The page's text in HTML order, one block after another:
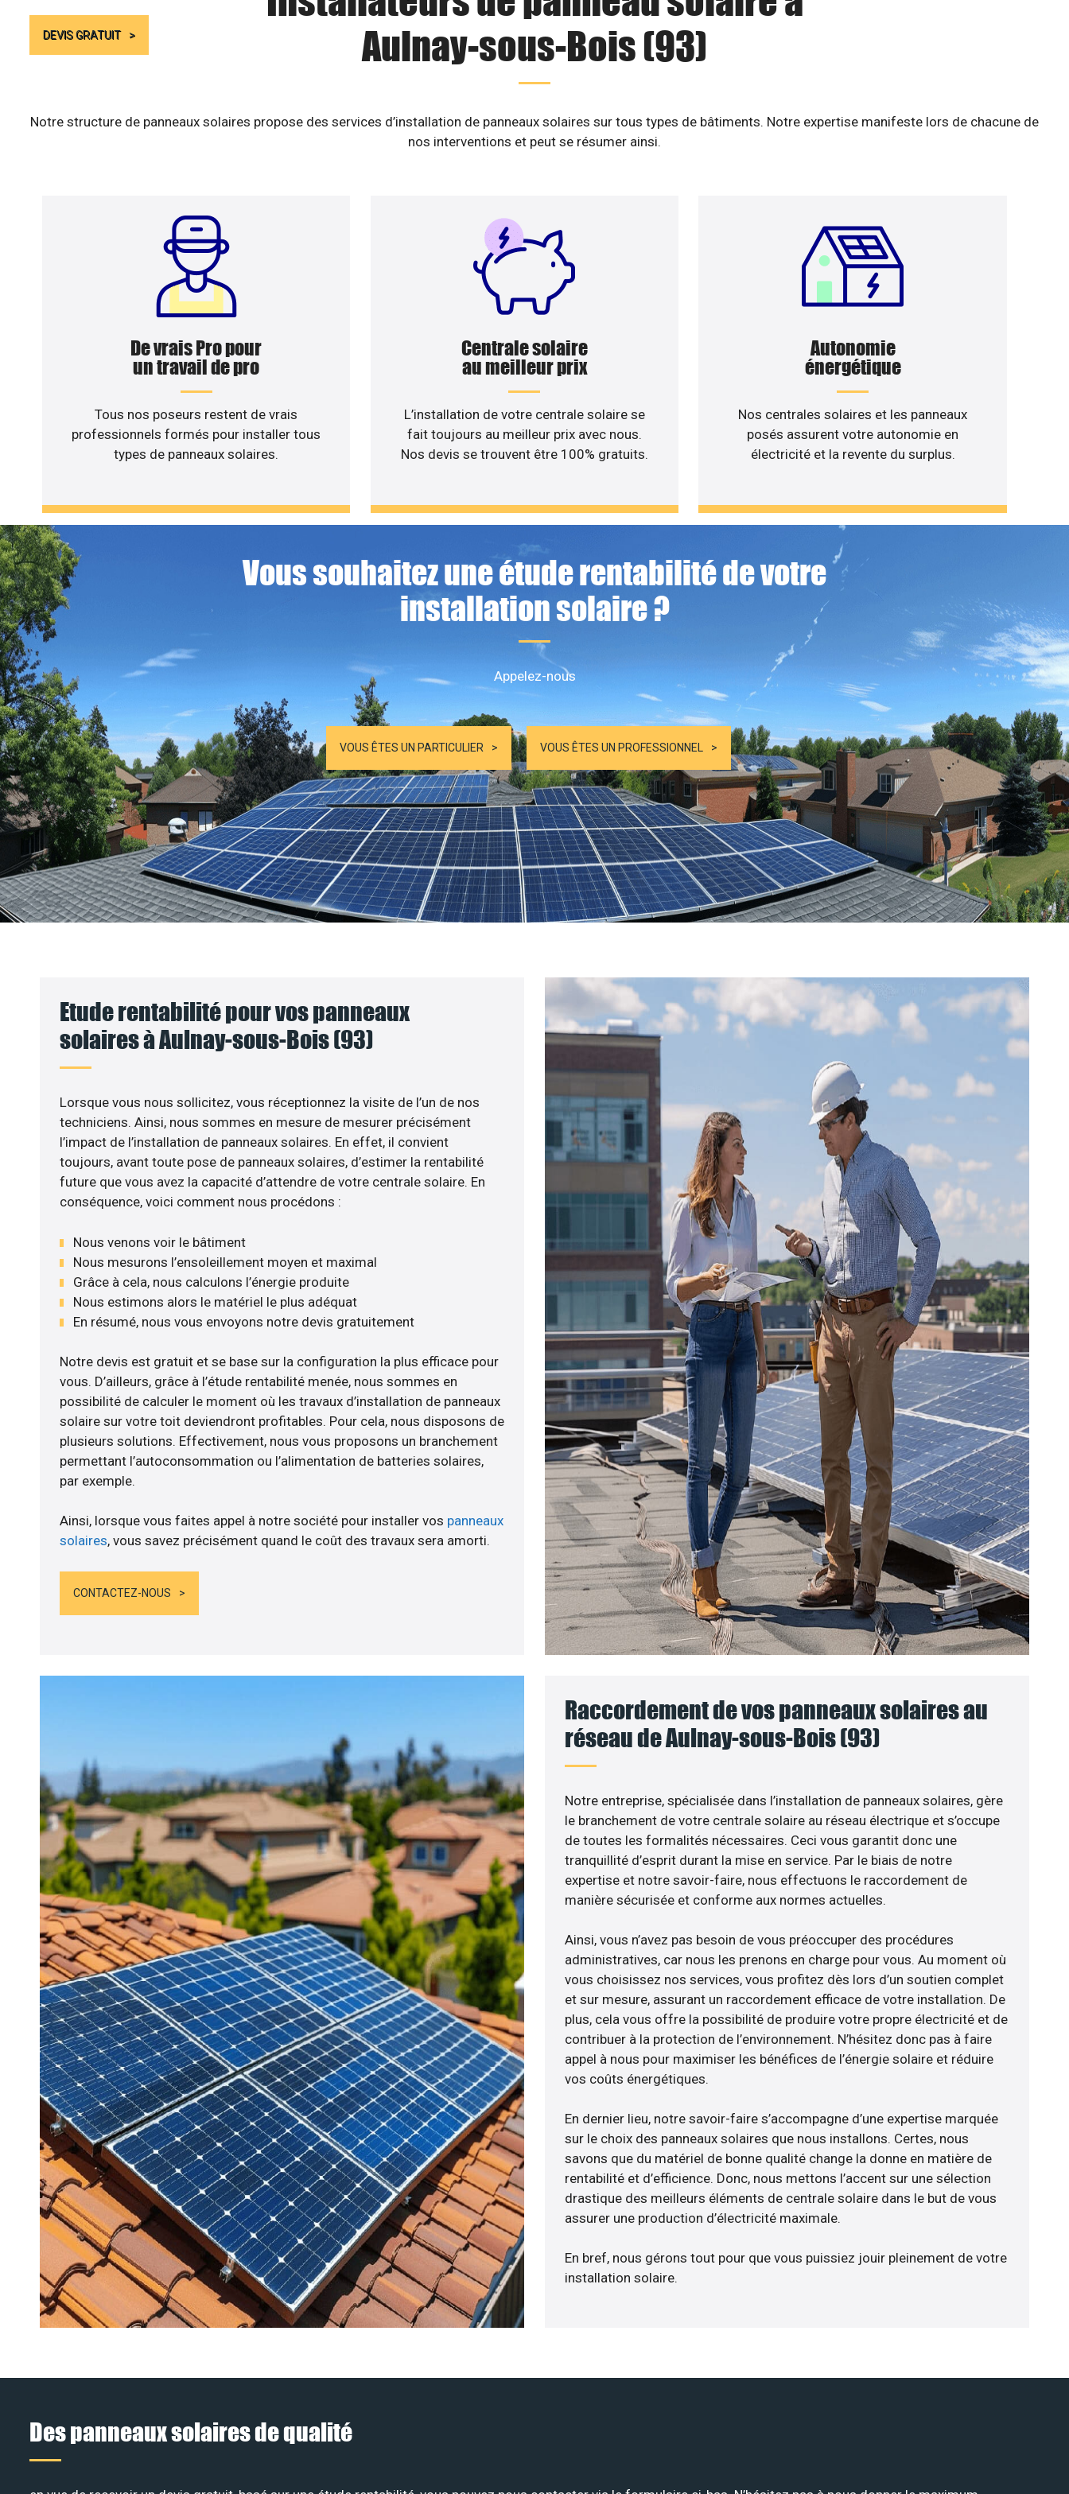
DEVIS GRATUIT
Aulnay-sous-Bois (93)
Notre structure de panneaux solaires propose des services d’installation de panneaux solaires sur tous types de bâtiments. Notre expertise manifeste lors de chacune de
nos interventions et peut se résumer ainsi.
De vrais Pro pour
un travail de pro
Tous nos poseurs restent de vrais
professionnels formés pour installer tous
types de panneaux solaires.
Centrale solaire
au meilleur prix
L’installation de votre centrale solaire se
fait toujours au meilleur prix avec nous.
Nos devis se trouvent être 100% gratuits.
Autonomie
énergétique
Nos centrales solaires et les panneaux
posés assurent votre autonomie en
électricité et la revente du surplus.
Vous souhaitez une étude rentabilité de votre
installation solaire ?
Appelez-nous
VOUS ÊTES UN PARTICULIER VOUS ÊTES UN PROFESSIONNEL
Etude rentabilité pour vos panneaux
solaires à Aulnay-sous-Bois (93)
Lorsque vous nous sollicitez, vous réceptionnez la visite de l’un de nos
techniciens. Ainsi, nous sommes en mesure de mesurer précisément
l’impact de l’installation de panneaux solaires. En effet, il convient
toujours, avant toute pose de panneaux solaires, d’estimer la rentabilité
future que vous avez la capacité d’attendre de votre centrale solaire. En
conséquence, voici comment nous procédons :
Nous venons voir le bâtiment
Nous mesurons l’ensoleillement moyen et maximal
Grâce à cela, nous calculons l’énergie produite
Nous estimons alors le matériel le plus adéquat
En résumé, nous vous envoyons notre devis gratuitement
Notre devis est gratuit et se base sur la configuration la plus efficace pour
vous. D’ailleurs, grâce à l’étude rentabilité menée, nous sommes en
possibilité de calculer le moment où les travaux d’installation de panneaux
solaire sur votre toit deviendront profitables. Pour cela, nous disposons de
plusieurs solutions. Effectivement, nous vous proposons un branchement
permettant l’autoconsommation ou l’alimentation de batteries solaires,
par exemple.
Ainsi, lorsque vous faites appel à notre société pour installer vos panneaux
solaires, vous savez précisément quand le coût des travaux sera amorti.
CONTACTEZ-NOUS
Raccordement de vos panneaux solaires au
réseau de Aulnay-sous-Bois (93)
Notre entreprise, spécialisée dans l’installation de panneaux solaires, gère
le branchement de votre centrale solaire au réseau électrique et s’occupe
de toutes les formalités nécessaires. Ceci vous garantit donc une
tranquillité d’esprit durant la mise en service. Par le biais de notre
expertise et notre savoir-faire, nous effectuons le raccordement de
manière sécurisée et conforme aux normes actuelles.
Ainsi, vous n’avez pas besoin de vous préoccuper des procédures
administratives, car nous les prenons en charge pour vous. Au moment où
vous choisissez nos services, vous profitez dès lors d’un soutien complet
et sur mesure, assurant un raccordement efficace de votre installation. De
plus, cela vous offre la possibilité de produire votre propre électricité et de
contribuer à la protection de l’environnement. N’hésitez donc pas à faire
appel à nous pour maximiser les bénéfices de l’énergie solaire et réduire
vos coûts énergétiques.
En dernier lieu, notre savoir-faire s’accompagne d’une expertise marquée
sur le choix des panneaux solaires que nous installons. Certes, nous
savons que du matériel de bonne qualité change la donne en matière de
rentabilité et d’efficience. Donc, nous mettons l’accent sur une sélection
drastique des meilleurs éléments de centrale solaire dans le but de vous
assurer une production d’électricité maximale.
En bref, nous gérons tout pour que vous puissiez jouir pleinement de votre
installation solaire.
Des panneaux solaires de qualité